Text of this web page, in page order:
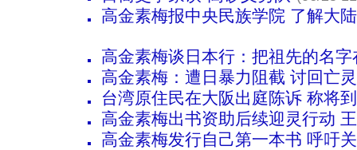
高金素梅报中央民族学院 了解大
高金素梅谈日本行：把祖先的名
高金素梅：遭日暴力阻截 讨回亡
台湾原住民在大阪出庭陈诉 称将
高金素梅出书资助后续迎灵行动
高金素梅发行自己第一本书 呼吁